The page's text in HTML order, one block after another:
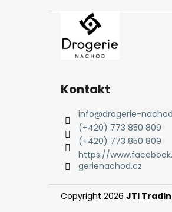
Kontakt
info@drogerie-
(+420) 773 850 809
(+420) 773 850 809
https://
gerienachod.cz
Copyright 2026 JTI